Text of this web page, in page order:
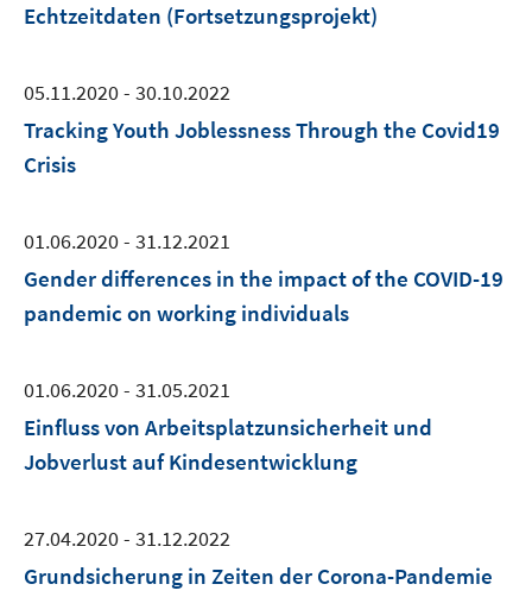
Echtzeitdaten (Fortsetzungsprojekt)
05.11.2020 - 30.10.2022
Tracking Youth Joblessness Through the Covid19
Crisis
01.06.2020 - 31.12.2021
Gender differences in the impact of the COVID-19
pandemic on working individuals
01.06.2020 - 31.05.2021
Einfluss von Arbeitsplatzunsicherheit und
Jobverlust auf Kindesentwicklung
27.04.2020 - 31.12.2022
Grundsicherung in Zeiten der Corona-Pandemie